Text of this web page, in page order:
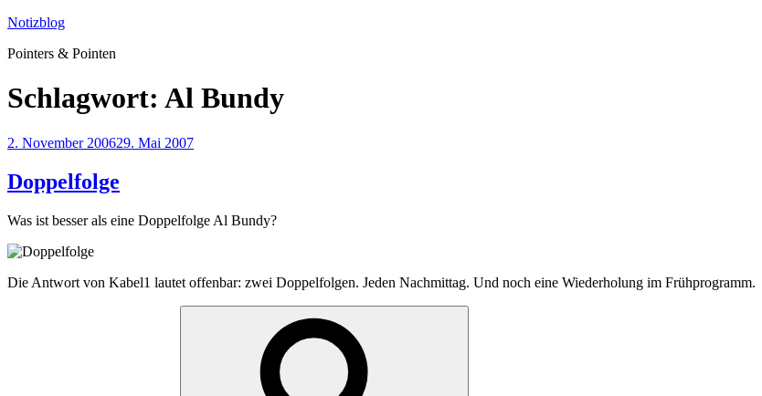
Zum
springen
Notizblog
Pointers & Pointen
Schlagwort: Al Bundy
Veröffentlicht
2. November 200629. Mai 2007
Doppelfolge
Was ist besser als eine Doppelfolge Al Bundy?
Die Antwort von Kabel1 lautet offenbar: zwei Doppelfolgen. Jeden Nachmittag. Und noch eine Wiederholung im Frühprogramm.